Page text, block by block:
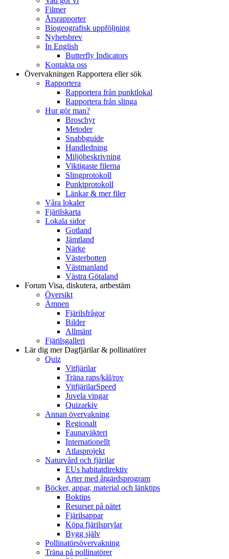
Filmer
Årsrapporter
Biogeografisk uppföljning
Nyhetsbrev
In English
Butterfly Indicators
Kontakta oss
Övervakningen Rapportera eller sök
Rapportera
Rapportera från punktlokal
Rapportera från slinga
Hur gör man?
Broschyr
Metoder
Snabbguide
Handledning
Miljöbeskrivning
Viktigaste filerna
Slingprotokoll
Punktprotokoll
Länkar & mer filer
Våra lokaler
Fjärilskarta
Lokala sidor
Gotland
Jämtland
Närke
Västerbotten
Västmanland
Västra Götaland
Forum Visa, diskutera, artbestäm
Översikt
Ämnen
Fjärilsfrågor
Bilder
Allmänt
Fjärilsgalleri
Lär dig merDagfjärilar & pollinatörer
Quiz
Vitfjärilar
Träna raps/kål/rov
VitfjärilarSpeed
Juvela vingar
Quizarkiv
Annan övervakning
Regionalt
Faunaväkteri
Internationellt
Atlasprojekt
Naturvård och fjärilar
EUs habitatdirektiv
Arter med åtgärdsprogram
Böcker, appar, material och länktips
Boktips
Resurser på nätet
Fjärilsappar
Köpa fjärilsprylar
Bygg själv
Pollinatörsövervakning
Träna på pollinatörer